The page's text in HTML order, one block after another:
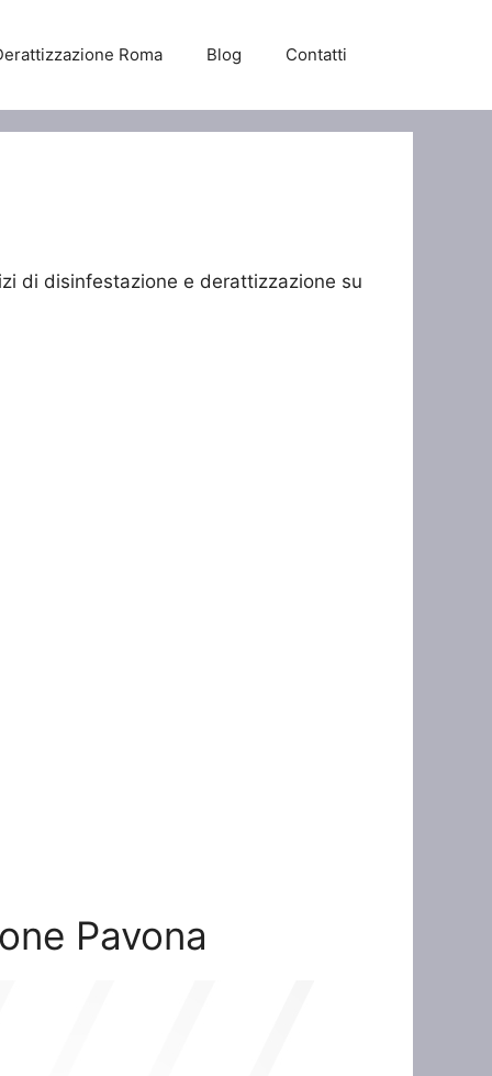
Roma Blog Contatti
di disinfestazione e derattizzazione su
Pavona